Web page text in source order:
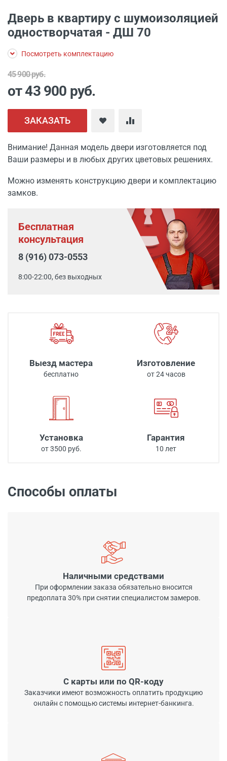
Дверь в квартиру с шумоизоляцией
одностворчатая - ДШ 70
Посмотреть комплектацию
45 900 руб.
от 43 900 руб.
ЗАКАЗАТЬ
Внимание! Данная модель двери изготовляется под
Ваши размеры и в любых других цветовых решениях.
Можно изменять конструкцию двери и комплектацию
замков.
Бесплатная
консультация
8 (916) 073-0553
8:00-22:00, без выходных
Выезд мастера
бесплатно
Изготовление
от 24 часов
Установка
от 3500 руб.
Гарантия
10 лет
Способы оплаты
Наличными средствами
При оформлении заказа обязательно вносится
предоплата 30% при снятии специалистом замеров.
С карты или по QR-коду
Заказчики имеют возможность оплатить продукцию
онлайн с помощью системы интернет-банкинга.